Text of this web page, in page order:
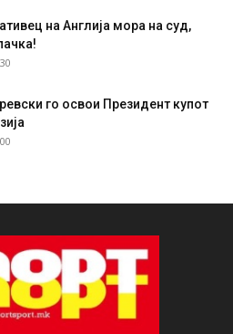
на Англија мора на суд,
го освои Президент купот